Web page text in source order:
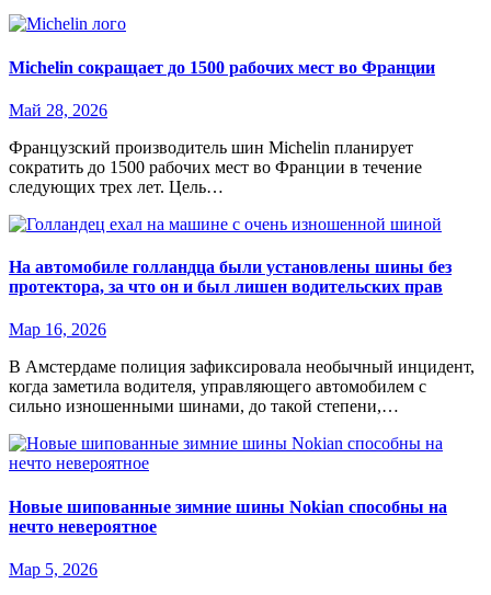
Michelin сокращает до 1500 рабочих мест во Франции
Май 28, 2026
Французский производитель шин Michelin планирует
сократить до 1500 рабочих мест во Франции в течение
следующих трех лет. Цель…
На автомобиле голландца были установлены шины без
протектора, за что он и был лишен водительских прав
Мар 16, 2026
В Амстердаме полиция зафиксировала необычный инцидент,
когда заметила водителя, управляющего автомобилем с
сильно изношенными шинами, до такой степени,…
Новые шипованные зимние шины Nokian способны на
нечто невероятное
Мар 5, 2026